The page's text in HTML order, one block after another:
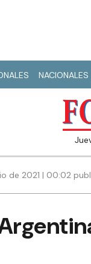
NACIONALES
de 2021 | 00:02